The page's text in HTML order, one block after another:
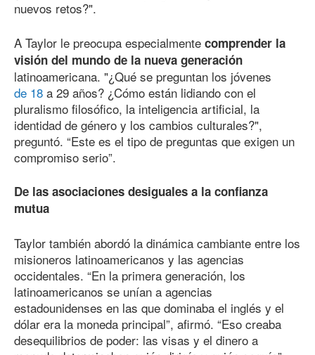
nuevos retos?".
A Taylor le preocupa especialmente comprender la
visión del mundo de la nueva generación
latinoamericana. "¿Qué se preguntan los jóvenes
de 18 a 29 años? ¿Cómo están lidiando con el
pluralismo filosófico, la inteligencia artificial, la
identidad de género y los cambios culturales?",
preguntó. “Este es el tipo de preguntas que exigen un
compromiso serio”.
De las asociaciones desiguales a la confianza
mutua
Taylor también abordó la dinámica cambiante entre los
misioneros latinoamericanos y las agencias
occidentales. “En la primera generación, los
latinoamericanos se unían a agencias
estadounidenses en las que dominaba el inglés y el
dólar era la moneda principal”, afirmó. “Eso creaba
desequilibrios de poder: las visas y el dinero a